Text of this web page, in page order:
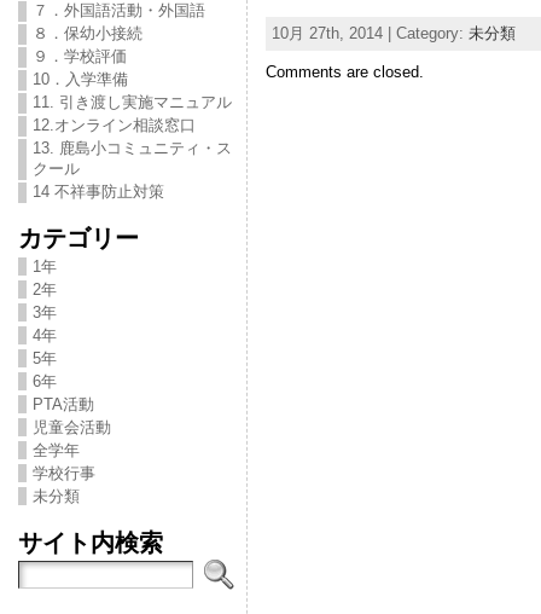
７．外国語活動・外国語
８．保幼小接続
９．学校評価
10．入学準備
11. 引き渡し実施マニュアル
12.オンライン相談窓口
13. 鹿島小コミュニティ・ス
クール
14 不祥事防止対策
カテゴリー
1年
2年
3年
4年
5年
6年
PTA活動
児童会活動
全学年
学校行事
未分類
サイト内検索
10月 27th, 2014 | Category: 未分類
Comments are closed.